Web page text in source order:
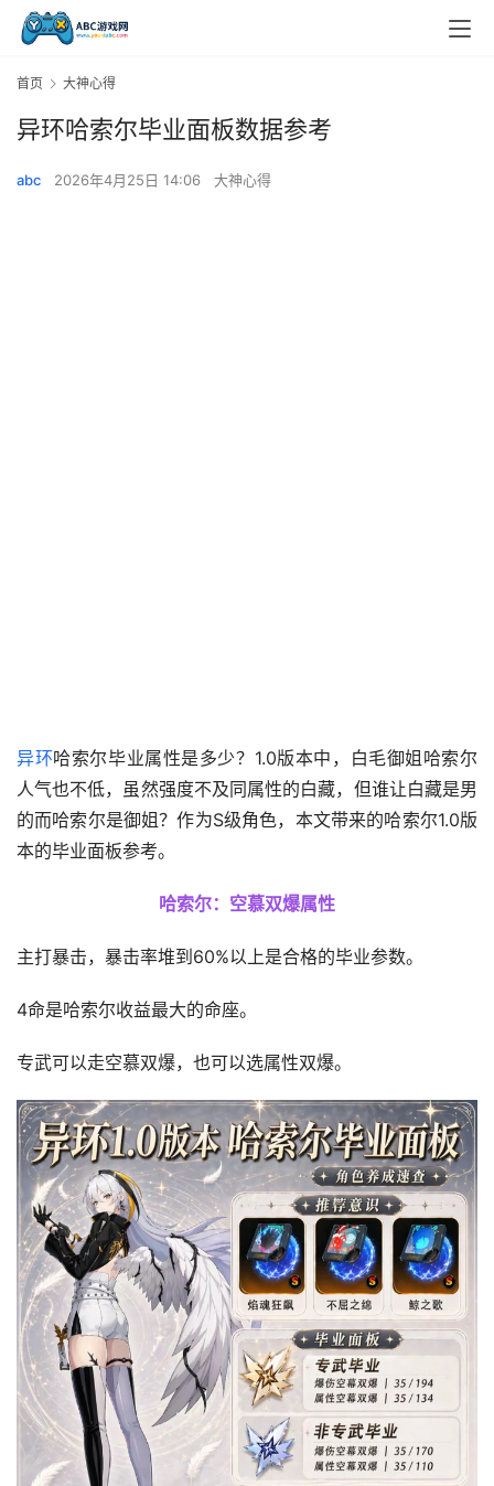
首页 大神心得
异环哈索尔毕业面板数据参考
abc 2026年4月25日 14:06 大神心得
异环哈索尔毕业属性是多少？1.0版本中，白毛御姐哈索尔
人气也不低，虽然强度不及同属性的白藏，但谁让白藏是男
的而哈索尔是御姐？作为S级角色，本文带来的哈索尔1.0版
本的毕业面板参考。
哈索尔：空慕双爆属性
主打暴击，暴击率堆到60%以上是合格的毕业参数。
4命是哈索尔收益最大的命座。
专武可以走空慕双爆，也可以选属性双爆。